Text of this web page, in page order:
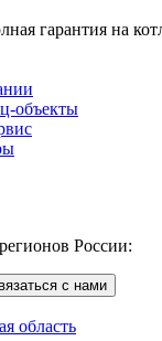
гарантия на
объекты
России:
с нами
область